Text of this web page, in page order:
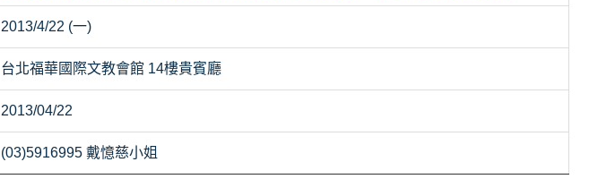
2013/4/22 (一)
台北福華國際文教會館 14樓貴賓廳
2013/04/22
(03)5916995 戴憶慈小姐